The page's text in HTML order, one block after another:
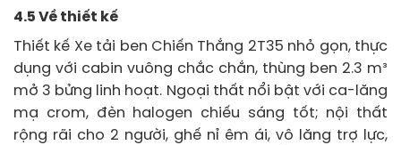
4.5 Về thiết kế
Thiết kế Xe tải ben Chiến Thắng 2T35 nhỏ gọn, thực
dụng với cabin vuông chắc chắn, thùng ben 2.3 m³
mở 3 bửng linh hoạt. Ngoại thất nổi bật với ca-lăng
mạ crom, đèn halogen chiếu sáng tốt; nội thất
rộng rãi cho 2 người, ghế nỉ êm ái, vô lăng trợ lực,